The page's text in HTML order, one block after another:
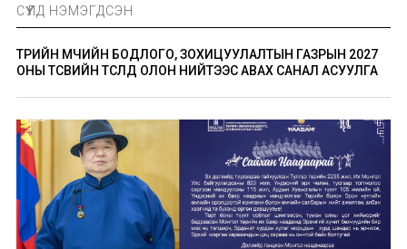
СҮҮЛД НЭМЭГДСЭН
ТӨРИЙН ӨМЧИЙН БОДЛОГО, ЗОХИЦУУЛАЛТЫН ГАЗРЫН 2027
ОНЫ ТӨСВИЙН ТӨСӨЛД ОЛОН НИЙТЭЭС АВАХ САНАЛ АСУУЛГА